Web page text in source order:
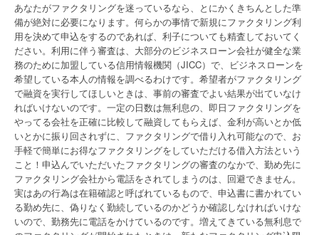
あなたがファクタリングを迷っているなら、とにかくきちんとした準
備が絶対に必要になります。何らかの事情で新規にファクタリング利
用を決めて申込をするのであれば、利子についても精査しておいてく
ださい。利用に伴う審査は、大部分のビジネスローン会社が健全な業
務のために加盟している信用情報機関（JICC）で、ビジネスローンを
希望している本人の情報を調べるわけです。希望者がファクタリング
で融資を実行してほしいときは、事前の審査でよい結果が出ていなけ
ればいけないのです。一定の日数は無利息の、即日ファクタリングを
やってる会社を正確に比較して融資してもらえば、金利が高いとか低
いとかに振り回されずに、ファクタリングで借り入れ可能なので、お
手軽で簡単にお得なファクタリングをしていただける借入方法という
こと！申込んでいただいたファクタリングの審査のなかで、勤め先に
ファクタリング会社から電話をされてしまうのは、回避できません。
実はあの行為は在籍確認と呼ばれているもので、申込書に書かれてい
る勤め先に、偽りなく勤続しているのかどうか確認しなければいけな
いので、勤務先に電話をかけているのです。増えてきている無利息で